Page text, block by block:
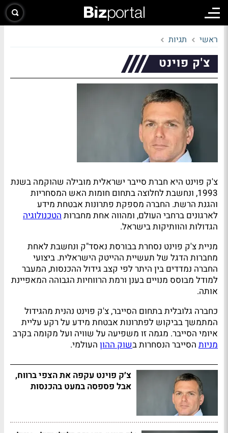
ראשי תגיות
צ'ק פוינט
צ'ק פוינט היא חברת סייבר ישראלית מובילה שהוקמה בשנת
1993, ונחשבת לחלוצה בתחום חומות האש המסחריות
והגנת הרשת. החברה מספקת פתרונות אבטחת מידע
לארגונים ברחבי העולם, ומהווה אחת מחברותהטכנולוגיה
הגדולות והוותיקות בישראל.
מניית צ'ק פוינט נסחרת בבורסת נאסד"ק ונחשבת לאחת
מחברות הדגל של תעשיית ההייטק הישראלית. ביצועי
החברה נמדדים בין היתר לפי קצב גידול ההכנסות, המעבר
למודל מבוסס מנויים בענן ורמת הרווחיות הגבוהה המאפיינת
אותה.
כחברה גלובלית בתחום הסייבר, צ'ק פוינט נהנית מהגידול
המתמשך בביקוש לפתרונות אבטחת מידע על רקע עליית
איומי הסייבר. מגמה זו משפיעה על שוויה ועל מקומה בקרב
מניות הסייבר הנסחרות בשוק ההון העולמי.
צ׳ק פוינט עקפה את הצפי ברווח,
אבל פספסה במעט בהכנסות